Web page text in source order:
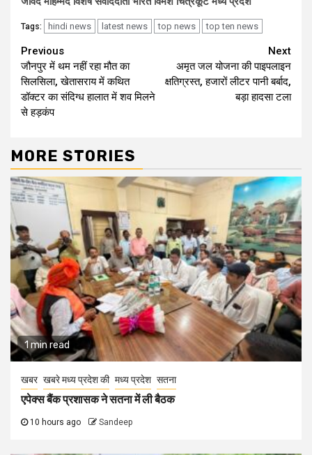
Tags: hindi news latest news top news top ten news
Continue
Reading
Previous
जौनपुर में थम नहीं रहा मौत का
सिलसिला, खेतासराय में कथित
डॉक्टर का संदिग्ध हालात में शव मिलने
से हड़कंप
Next
अमृत जल योजना की पाइपलाइन
क्षतिग्रस्त, हजारों लीटर पानी बर्बाद,
बड़ा हादसा टला
MORE STORIES
1 min read
खबर खबरे मध्य प्रदेश की मध्य प्रदेश सतना
एपेक्स बैंक प्रशासक ने सतना में ली बैठक
10 hours ago Sandeep